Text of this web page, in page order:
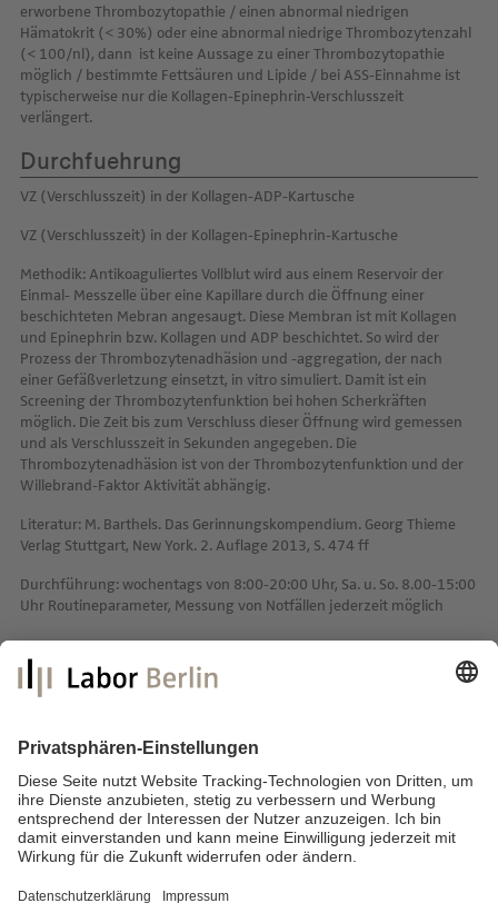
erworbene Thrombozytopathie / einen abnormal niedrigen
Hämatokrit (< 30%) oder eine abnormal niedrige Thrombozytenzahl
(< 100/nl), dann ist keine Aussage zu einer Thrombozytopathie
möglich / bestimmte Fettsäuren und Lipide / bei ASS-Einnahme ist
typischerweise nur die Kollagen-Epinephrin-Verschlusszeit
verlängert.
Durchfuehrung
VZ (Verschlusszeit) in der Kollagen-ADP-Kartusche
VZ (Verschlusszeit) in der Kollagen-Epinephrin-Kartusche
Methodik: Antikoaguliertes Vollblut wird aus einem Reservoir der
Einmal- Messzelle über eine Kapillare durch die Öffnung einer
beschichteten Mebran angesaugt. Diese Membran ist mit Kollagen
und Epinephrin bzw. Kollagen und ADP beschichtet. So wird der
Prozess der Thrombozytenadhäsion und -aggregation, der nach
einer Gefäßverletzung einsetzt, in vitro simuliert. Damit ist ein
Screening der Thrombozytenfunktion bei hohen Scherkräften
möglich. Die Zeit bis zum Verschluss dieser Öffnung wird gemessen
und als Verschlusszeit in Sekunden angegeben. Die
Thrombozytenadhäsion ist von der Thrombozytenfunktion und der
Willebrand-Faktor Aktivität abhängig.
Literatur: M. Barthels. Das Gerinnungskompendium. Georg Thieme
Verlag Stuttgart, New York. 2. Auflage 2013, S. 474 ff
Durchführung: wochentags von 8:00-20:00 Uhr, Sa. u. So. 8.00-15:00
Uhr Routineparameter, Messung von Notfällen jederzeit möglich
Labor Berlin – Charité Vivantes GmbH
Sylter Straße 2
13353 Berlin
E-Mail:info@laborberlin.com
Telefon: +49 (30) 405 026-800
Telefax: +49 (30) 405 026-600